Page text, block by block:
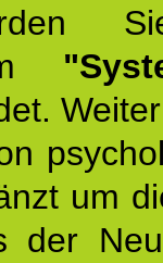
um
der